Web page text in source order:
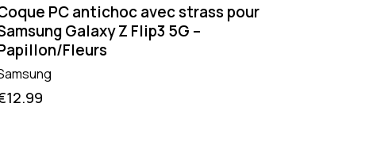
PC antichoc avec strass pour
Galaxy Z Flip3 5G –
Fleurs
12.99